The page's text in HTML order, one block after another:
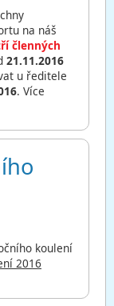
na náš
členných
21.11.2016
u ředitele
. Více
koulení
2016